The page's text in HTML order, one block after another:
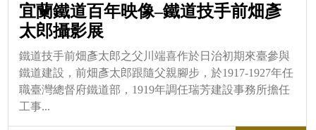
宜蘭鐵道百年映像–鐵道技手前畑彥
太郎攝影展
鐵道技手前畑彥太郎之父川端喜作於日治初期來臺參與
鐵道建設，前畑彥太郎跟隨父親腳步，於1917-1927年任
職臺灣總督府鐵道部，1919年調任瑞芳建設事務所擔任
工事...